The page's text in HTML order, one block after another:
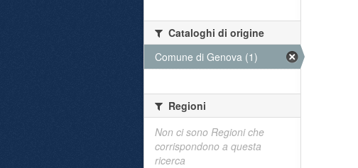
Cataloghi di origine
Comune di Genova (1)
Regioni
Non ci sono Regioni che
corrispondono a questa
ricerca